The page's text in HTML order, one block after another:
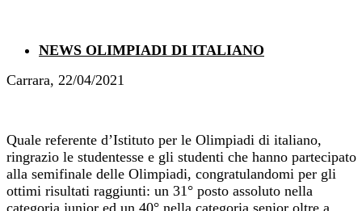
NEWS OLIMPIADI DI ITALIANO
Carrara, 22/04/2021
Quale referente d’Istituto per le Olimpiadi di italiano,
ringrazio le studentesse e gli studenti che hanno partecipato
alla semifinale delle Olimpiadi, congratulandomi per gli
ottimi risultati raggiunti: un 31° posto assoluto nella